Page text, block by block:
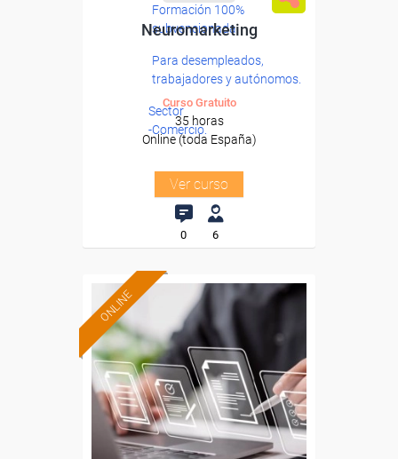
Formación 100%
subvencionada.
Para desempleados,
trabajadores y autónomos.
Sector
-Comercio.
Neuromarketing
Curso Gratuito
35 horas
Online (toda España)
Ver curso
0 6
ONLINE